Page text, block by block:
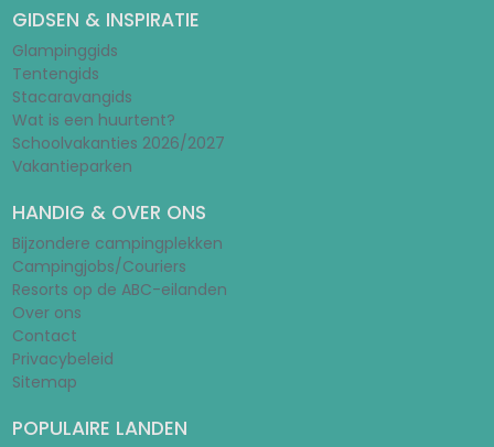
GIDSEN & INSPIRATIE
Glampinggids
Tentengids
Stacaravangids
Wat is een huurtent?
Schoolvakanties 2026/2027
Vakantieparken
HANDIG & OVER ONS
Bijzondere campingplekken
Campingjobs/Couriers
Resorts op de ABC-eilanden
Over ons
Contact
Privacybeleid
Sitemap
POPULAIRE LANDEN